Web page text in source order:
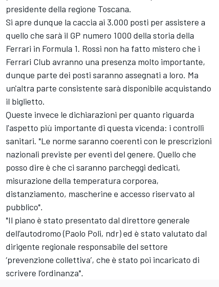
presidente della regione Toscana.
Si apre dunque la caccia ai 3.000 posti per assistere a
quello che sarà il GP numero 1000 della storia della
Ferrari in Formula 1. Rossi non ha fatto mistero che i
Ferrari Club avranno una presenza molto importante,
dunque parte dei posti saranno assegnati a loro. Ma
un'altra parte consistente sarà disponibile acquistando
il biglietto.
Queste invece le dichiarazioni per quanto riguarda
l'aspetto più importante di questa vicenda: i controlli
sanitari. "Le norme saranno coerenti con le prescrizioni
nazionali previste per eventi del genere. Quello che
posso dire è che ci saranno parcheggi dedicati,
misurazione della temperatura corporea,
distanziamento, mascherine e accesso riservato al
pubblico".
"Il piano è stato presentato dal direttore generale
dell’autodromo (Paolo Poli, ndr) ed è stato valutato dal
dirigente regionale responsabile del settore
‘prevenzione collettiva’, che è stato poi incaricato di
scrivere l’ordinanza".